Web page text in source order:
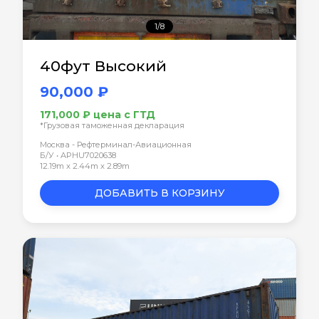
1/8
40фут Высокий
90,000 ₽
171,000 ₽ цена с ГТД
*Грузовая таможенная декларация
Москва - Рефтерминал-Авиационная
Б/У • APHU7020638
12.19m x 2.44m x 2.89m
ДОБАВИТЬ В КОРЗИНУ